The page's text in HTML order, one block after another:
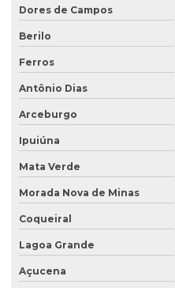
Dores de Campos
Berilo
Ferros
Antônio Dias
Arceburgo
Ipuiúna
Mata Verde
Morada Nova de Minas
Coqueiral
Lagoa Grande
Açucena